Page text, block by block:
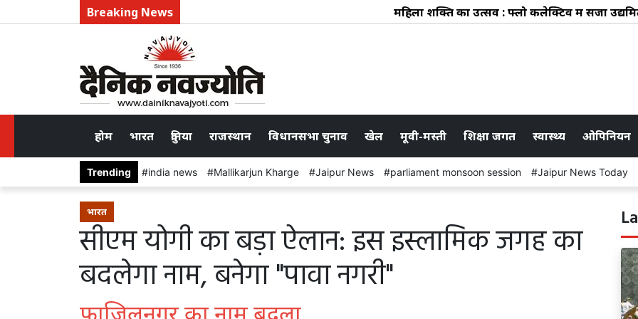
Breaking News महिला शक्ति का उत्सव : फ्लो कलेक्टिव में सजा
होम भारत दुनिया राजस्थान विधानसभा चुनाव खेल मूवी-मस्ती शिक्षा जगत स्वास्थ्य ओपिनियन
Trending india news Mallikarjun Kharge Jaipur News parliament monsoon session Jaipur News Today
भारत
सीएम योगी का बड़ा ऐलान: इस इस्लामिक जगह का
बदलेगा नाम, बनेगा "पावा नगरी"
फाजिलनगर का नाम बदला